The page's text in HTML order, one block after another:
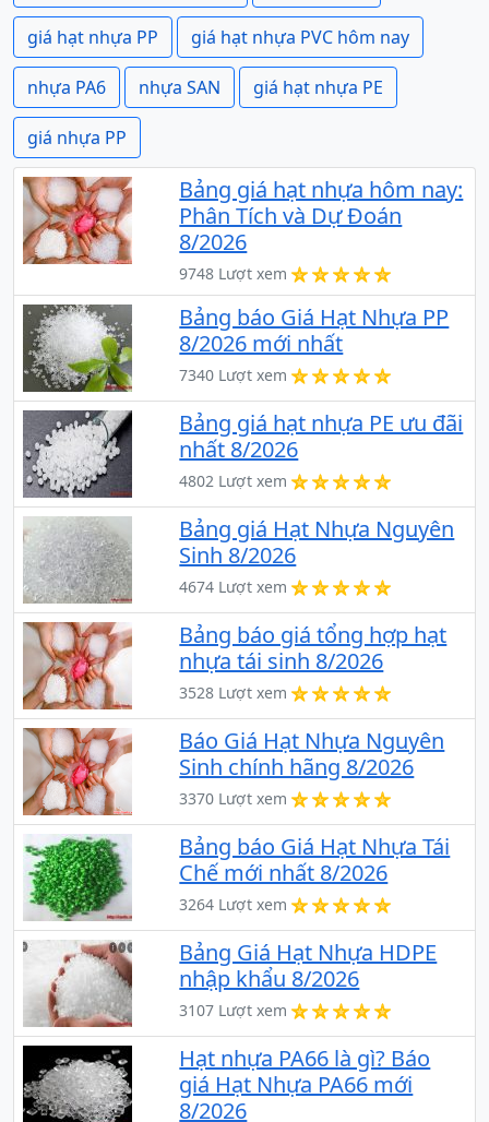
giá hạt nhựa PP giá hạt nhựa PVC hôm nay
nhựa PA6 nhựa SAN giá hạt nhựa PE
giá nhựa PP
Bảng giá hạt nhựa hôm nay:
Phân Tích và Dự Đoán
8/2026
9748 Lượt xem
Bảng báo Giá Hạt Nhựa PP
8/2026 mới nhất
7340 Lượt xem
Bảng giá hạt nhựa PE ưu đãi
nhất 8/2026
4802 Lượt xem
Bảng giá Hạt Nhựa Nguyên
Sinh 8/2026
4674 Lượt xem
Bảng báo giá tổng hợp hạt
nhựa tái sinh 8/2026
3528 Lượt xem
Báo Giá Hạt Nhựa Nguyên
Sinh chính hãng 8/2026
3370 Lượt xem
Bảng báo Giá Hạt Nhựa Tái
Chế mới nhất 8/2026
3264 Lượt xem
Bảng Giá Hạt Nhựa HDPE
nhập khẩu 8/2026
3107 Lượt xem
Hạt nhựa PA66 là gì? Báo
giá Hạt Nhựa PA66 mới
8/2026